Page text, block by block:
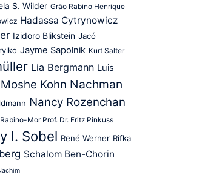
S. Wilder Grão Rabino Henrique
Hadassa Cytrynowicz
Izidoro Blikstein Jacó
Jayme Sapolnik Kurt Salter
Lia Bergmann Luis
Moshe Kohn Nachman
Nancy Rozenchan
Rabino-Mor Prof. Dr. Fritz Pinkuss
I. Sobel René Werner Rifka
Schalom Ben-Chorin